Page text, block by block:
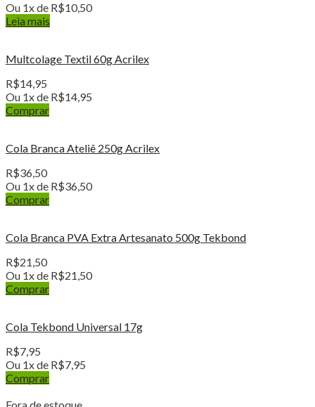
Ou 1x de R$10,50
Leia mais
Multcolage Textil 60g Acrilex
R$14,95
Ou 1x de R$14,95
Comprar
Cola Branca Ateliê 250g Acrilex
R$36,50
Ou 1x de R$36,50
Comprar
Cola Branca PVA Extra Artesanato 500g Tekbond
R$21,50
Ou 1x de R$21,50
Comprar
Cola Tekbond Universal 17g
R$7,95
Ou 1x de R$7,95
Comprar